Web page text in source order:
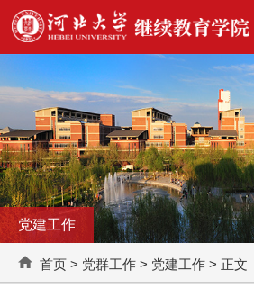
党建工作
首页 > 党群工作 > 党建工作 > 正文